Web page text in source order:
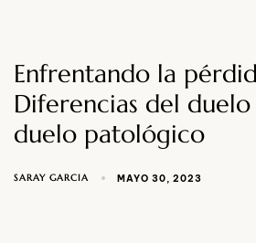
Enfrentando la
Diferencias del
duelo patológico
SARAY GARCIA MAYO 30, 2023